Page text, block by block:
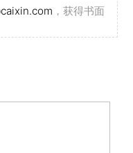
，获得书面